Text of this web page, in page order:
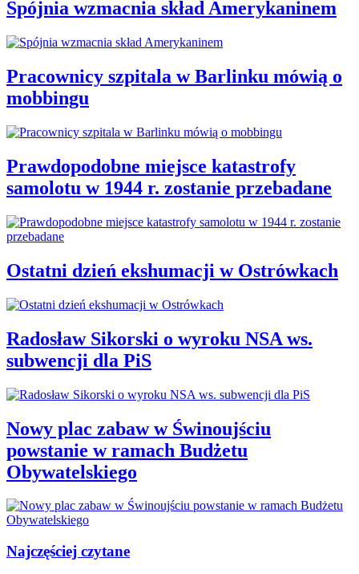
Spójnia wzmacnia skład Amerykaninem
Pracownicy szpitala w Barlinku mówią o
mobbingu
Prawdopodobne miejsce katastrofy
samolotu w 1944 r. zostanie przebadane
Ostatni dzień ekshumacji w Ostrówkach
Radosław Sikorski o wyroku NSA ws.
subwencji dla PiS
Nowy plac zabaw w Świnoujściu
powstanie w ramach Budżetu
Obywatelskiego
Najczęściej czytane